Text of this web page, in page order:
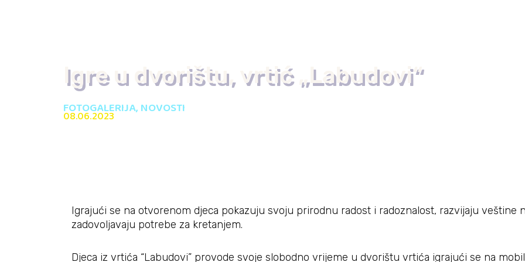
Igre u dvorištu, vrtić „Labudovi“
FOTOGALERIJA,NOVOSTI
08.06.2023
Igrajući se na otvorenom djeca pokazuju svoju prirodnu radost i radoznalost, razvijaju veštine
zadovoljavaju potrebe za kretanjem.
Djeca iz vrtića “Labudovi” provode svoje slobodno vrijeme u dvorištu vrtića igrajući se na